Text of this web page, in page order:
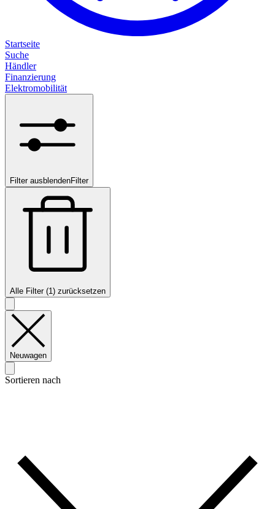
Startseite
Suche
Händler
Finanzierung
Elektromobilität
Filter ausblendenFilter
Alle Filter (1) zurücksetzen
Neuwagen
Sortieren nach